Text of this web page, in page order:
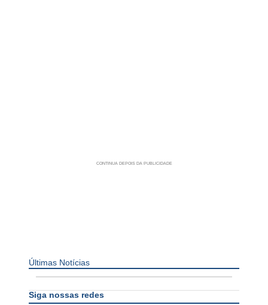
Últimas Notícias
Siga nossas redes